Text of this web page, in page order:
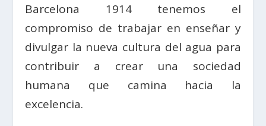
Barcelona 1914 tenemos el
compromiso de trabajar en enseñar y
divulgar la nueva cultura del agua para
contribuir a crear una sociedad
humana que camina hacia la
excelencia.